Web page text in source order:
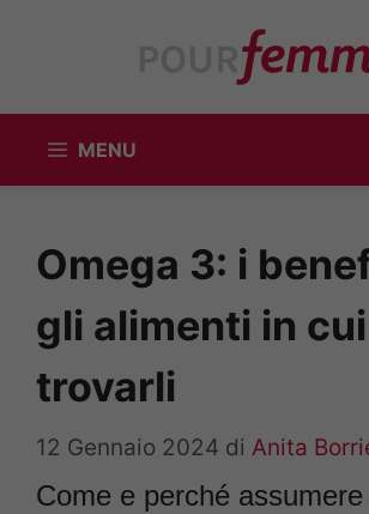
MENU
Omega 3: i
gli alimenti in cui
trovarli
12 Gennaio 2024 di Anita
Come e perché